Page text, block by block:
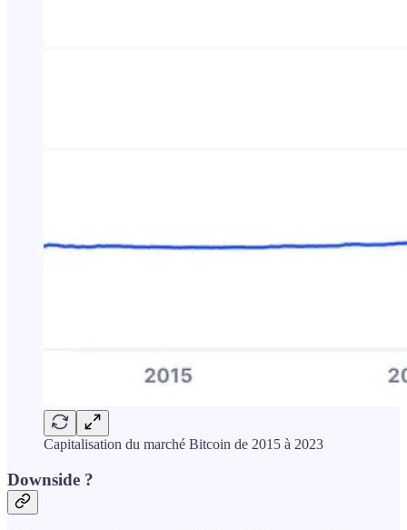
Capitalisation du marché Bitcoin de 2015 à 2023
Downside ?